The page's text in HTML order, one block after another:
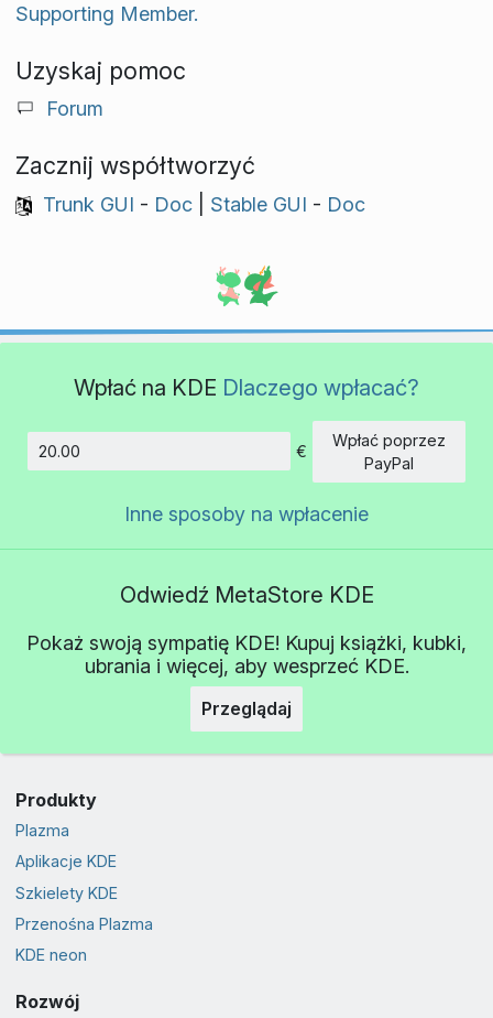
Supporting Member.
Uzyskaj pomoc
Forum
Zacznij współtworzyć
Trunk GUI - Doc| Stable GUI - Doc
Wpłać na KDE Dlaczego wpłacać?
€
Wpłać poprzez
PayPal
Inne sposoby na wpłacenie
Odwiedź MetaStore KDE
Pokaż swoją sympatię KDE! Kupuj książki, kubki,
ubrania i więcej, aby wesprzeć KDE.
Przeglądaj
Produkty
Plazma
Aplikacje KDE
Szkielety KDE
Przenośna Plazma
KDE neon
Rozwój